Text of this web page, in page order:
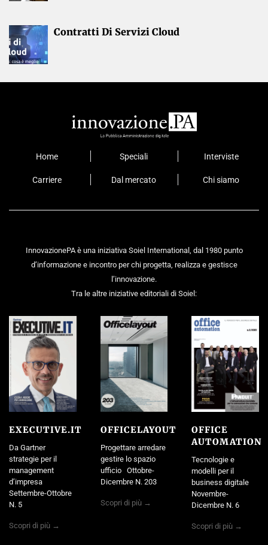
Contratti Di Servizi Cloud
Home Speciali Interviste
Carriere Dal mercato Chi siamo
InnovazionePA è una iniziativa Soiel International, dal 1980 punto
d’informazione e incontro per chi progetta, realizza e gestisce
l’innovazione.
Tra le altre iniziative editoriali di Soiel:
EXECUTIVE.IT
Da Gartner
strategie per il
management
d’impresa
Settembre-Ottobre
N. 5
Scopri di più →
OFFICELAYOUT
Progettare arredare
gestire lo spazio
ufficio Ottobre-
Dicembre N. 203
Scopri di più →
OFFICE
AUTOMATION
Tecnologie e
modelli per il
business digitale
Novembre-
Dicembre N. 6
Scopri di più →